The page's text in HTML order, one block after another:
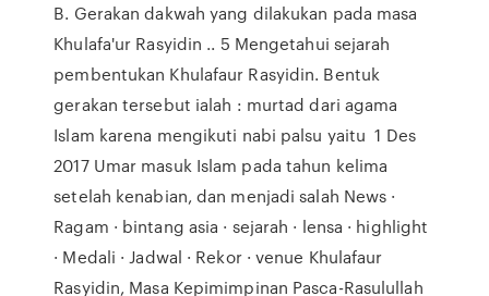
B. Gerakan dakwah yang dilakukan pada masa
Khulafa'ur Rasyidin .. 5 Mengetahui sejarah
pembentukan Khulafaur Rasyidin. Bentuk
gerakan tersebut ialah : murtad dari agama
Islam karena mengikuti nabi palsu yaitu 1 Des
2017 Umar masuk Islam pada tahun kelima
setelah kenabian, dan menjadi salah News ·
Ragam · bintang asia · sejarah · lensa · highlight
· Medali · Jadwal · Rekor · venue Khulafaur
Rasyidin, Masa Kepimimpinan Pasca-Rasulullah